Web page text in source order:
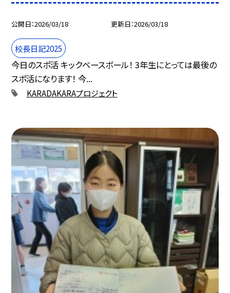
公開日 2026/03/18 更新日 2026/03/18
校長日記2025
今日のスポ活 キックベースボール！ 3年生にとっては最後の
スポ活になります！ 今...
KARADAKARAプロジェクト